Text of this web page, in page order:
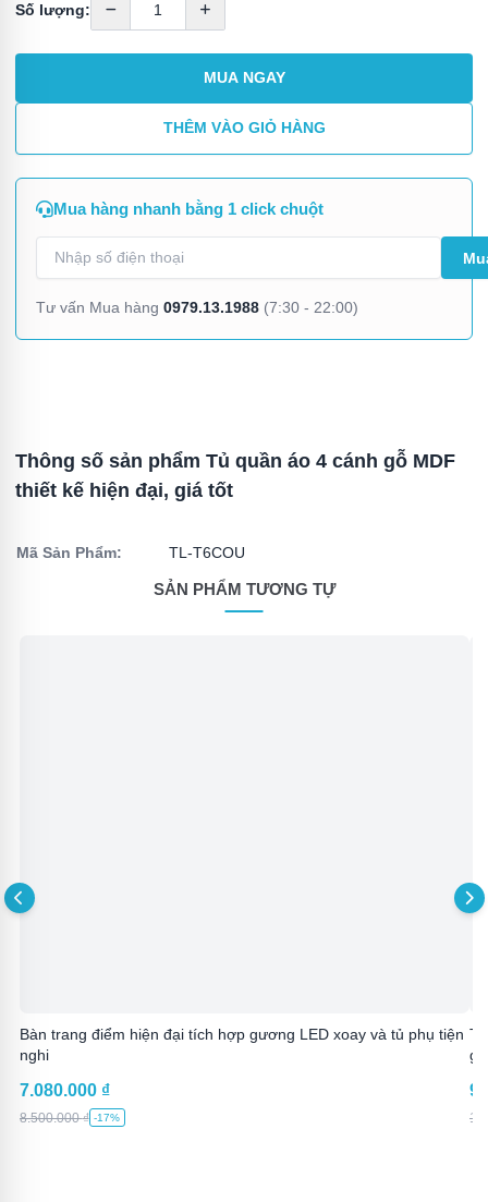
Số lượng:
MUA NGAY
THÊM VÀO GIỎ HÀNG
Mua hàng nhanh bằng 1 click chuột
Tư vấn Mua hàng 0979.13.1988(7:30 - 22:00)
Thông số sản phẩm Tủ quần áo 4 cánh gỗ MDF
thiết kế hiện đại, giá tốt
Mã Sản Phẩm: TL-T6COU
SẢN PHẨM TƯƠNG TỰ
Bàn trang điểm hiện đại tích hợp gương LED xoay và tủ phụ tiện
nghi
7.080.000 ₫
8.500.000₫ -17%